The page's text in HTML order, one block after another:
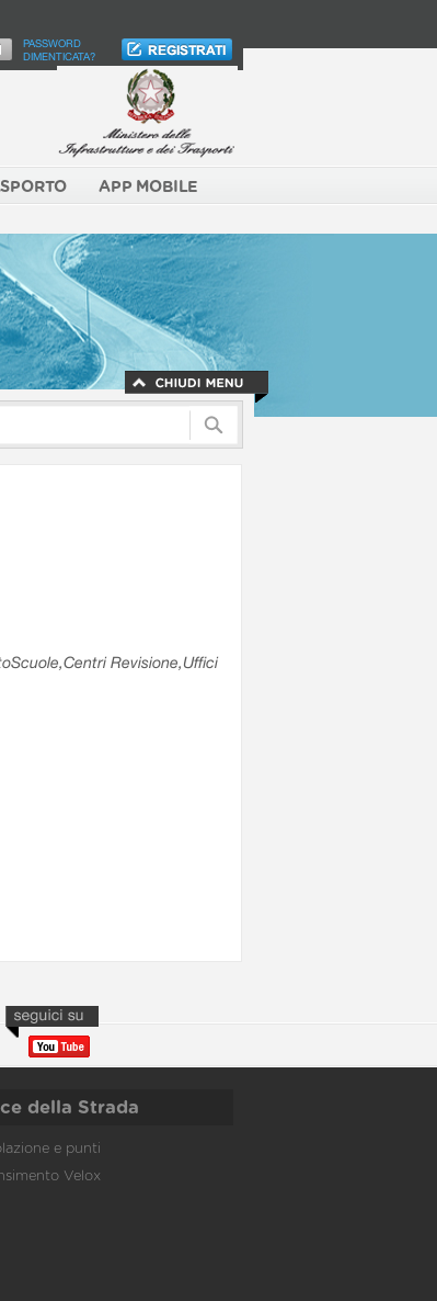
PASSWORD
DIMENTICATA?
APP MOBILE
Revisione,Uffici
della Strada
e punti
Velox